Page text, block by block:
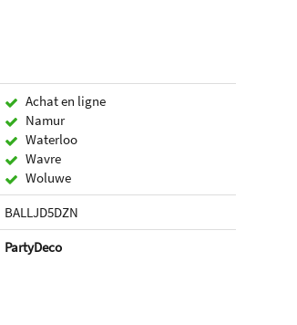
Achat en ligne
Namur
Waterloo
Wavre
Woluwe
BALLJD5DZN
PartyDeco